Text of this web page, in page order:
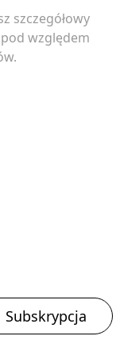
szczegółowy
względem
Subskrypcja